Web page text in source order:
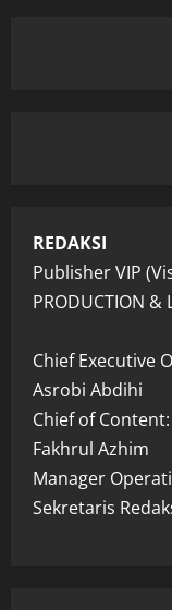
REDAKSI
Publisher VIP
PRODUCTION
Chief Executive
Asrobi Abdihi
Chief of Content:
Fakhrul Azhim
Manager
Sekretaris